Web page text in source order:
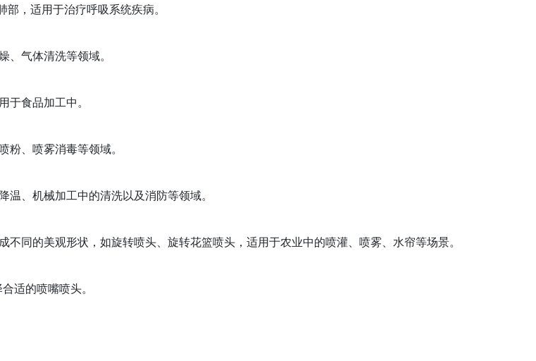
，适用于治疗呼吸系统疾病。
气体清洗等领域。
食品加工中。
、喷雾消毒等领域。
、机械加工中的清洗以及消防等领域。
同的美观形状，如旋转喷头、旋转花篮喷头，适用于农业中的喷灌、喷雾、水帘等场景。
适的喷嘴喷头。